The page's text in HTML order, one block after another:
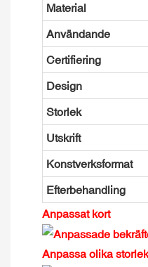
Material
Användande
Certifiering
Design
Storlek
Utskrift
Konstverksformat
Efterbehandling
Anpassat kort
Anpassa olika